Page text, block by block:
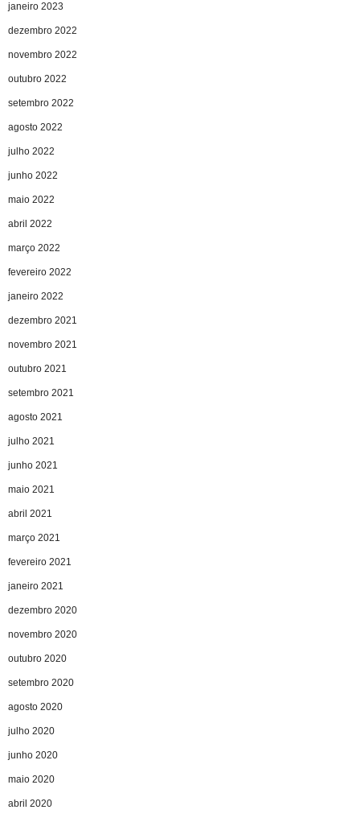
janeiro 2023
dezembro 2022
novembro 2022
outubro 2022
setembro 2022
agosto 2022
julho 2022
junho 2022
maio 2022
abril 2022
março 2022
fevereiro 2022
janeiro 2022
dezembro 2021
novembro 2021
outubro 2021
setembro 2021
agosto 2021
julho 2021
junho 2021
maio 2021
abril 2021
março 2021
fevereiro 2021
janeiro 2021
dezembro 2020
novembro 2020
outubro 2020
setembro 2020
agosto 2020
julho 2020
junho 2020
maio 2020
abril 2020